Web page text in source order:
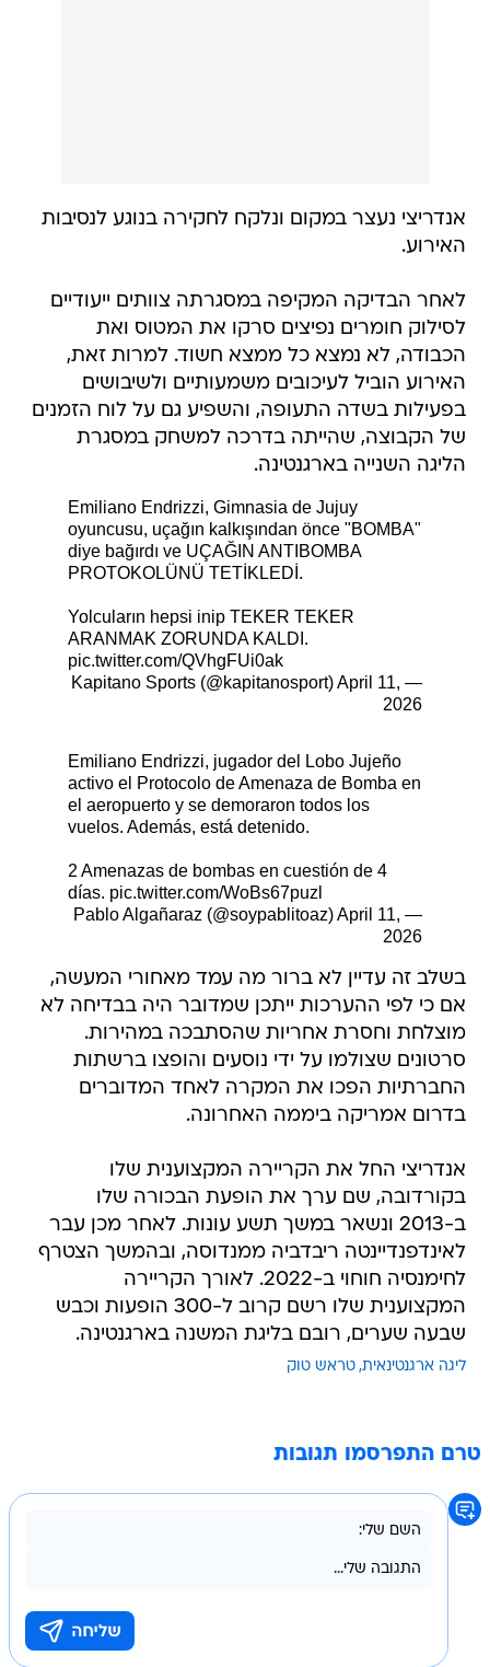
אנדריצי נעצר במקום ונלקח לחקירה בנוגע לנסיבות
האירוע.
לאחר הבדיקה המקיפה במסגרתה צוותים ייעודיים
לסילוק חומרים נפיצים סרקו את המטוס ואת
הכבודה, לא נמצא כל ממצא חשוד. למרות זאת,
האירוע הוביל לעיכובים משמעותיים ולשיבושים
בפעילות בשדה התעופה, והשפיע גם על לוח הזמנים
של הקבוצה, שהייתה בדרכה למשחק במסגרת
הליגה השנייה בארגנטינה.
Emiliano Endrizzi, Gimnasia de Jujuy
oyuncusu, uçağın kalkışından önce "BOMBA"
diye bağırdı ve UÇAĞIN ANTIBOMBA
PROTOKOLÜNÜ TETİKLEDİ.
Yolcuların hepsi inip TEKER TEKER
ARANMAK ZORUNDA KALDI.
pic.twitter.com/QVhgFUi0ak
— Kapitano Sports (@kapitanosport)
April 11,
2026
Emiliano Endrizzi, jugador del Lobo Jujeño
activo el Protocolo de Amenaza de Bomba en
el aeropuerto y se demoraron todos los
vuelos. Además, está detenido.
2 Amenazas de bombas en cuestión de 4
días. pic.twitter.com/WoBs67puzl
— Pablo Algañaraz (@soypablitoaz)
April 11,
2026
בשלב זה עדיין לא ברור מה עמד מאחורי המעשה,
אם כי לפי ההערכות ייתכן שמדובר היה בבדיחה לא
מוצלחת וחסרת אחריות שהסתבכה במהירות.
סרטונים שצולמו על ידי נוסעים והופצו ברשתות
החברתיות הפכו את המקרה לאחד המדוברים
בדרום אמריקה ביממה האחרונה.
אנדריצי החל את הקריירה המקצוענית שלו
בקורדובה, שם ערך את הופעת הבכורה שלו
ב-2013 ונשאר במשך תשע עונות. לאחר מכן עבר
לאינדפנדיינטה ריבדביה ממנדוסה, ובהמשך הצטרף
לחימנסיה חוחוי ב-2022. לאורך הקריירה
המקצוענית שלו רשם קרוב ל-300 הופעות וכבש
שבעה שערים, רובם בליגת המשנה בארגנטינה.
ליגה ארגנטינאית טראש טוק
טרם התפרסמו תגובות